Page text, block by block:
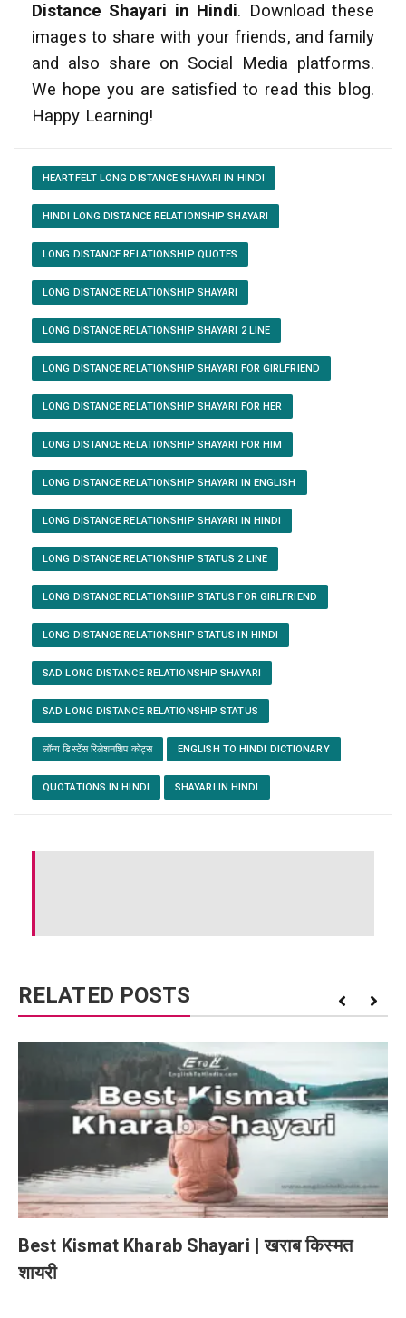
Distance Shayari in Hindi. Download these
images to share with your friends, and family
and also share on Social Media platforms.
We hope you are satisfied to read this blog.
Happy Learning!
HEARTFELT LONG DISTANCE SHAYARI IN HINDI
HINDI LONG DISTANCE RELATIONSHIP SHAYARI
LONG DISTANCE RELATIONSHIP QUOTES
LONG DISTANCE RELATIONSHIP SHAYARI
LONG DISTANCE RELATIONSHIP SHAYARI 2 LINE
LONG DISTANCE RELATIONSHIP SHAYARI FOR GIRLFRIEND
LONG DISTANCE RELATIONSHIP SHAYARI FOR HER
LONG DISTANCE RELATIONSHIP SHAYARI FOR HIM
LONG DISTANCE RELATIONSHIP SHAYARI IN ENGLISH
LONG DISTANCE RELATIONSHIP SHAYARI IN HINDI
LONG DISTANCE RELATIONSHIP STATUS 2 LINE
LONG DISTANCE RELATIONSHIP STATUS FOR GIRLFRIEND
LONG DISTANCE RELATIONSHIP STATUS IN HINDI
SAD LONG DISTANCE RELATIONSHIP SHAYARI
SAD LONG DISTANCE RELATIONSHIP STATUS
लॉन्ग डिस्टेंस रिलेशनशिप कोट्स ENGLISH TO HINDI DICTIONARY
QUOTATIONS IN HINDI SHAYARI IN HINDI
RELATED POSTS
Best Kismat Kharab Shayari | खराब किस्मत
शायरी